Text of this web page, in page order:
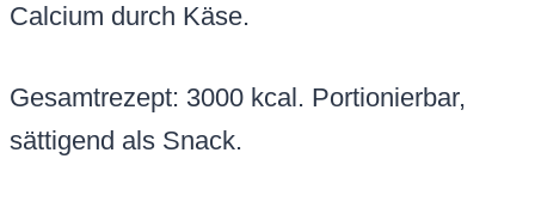
Calcium durch Käse.
Gesamtrezept: 3000 kcal. Portionierbar,
sättigend als Snack.